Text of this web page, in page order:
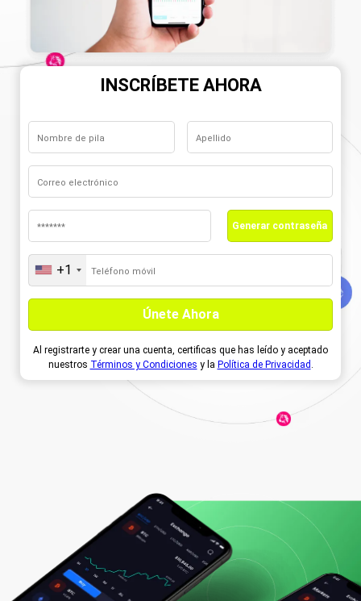
INSCRÍBETE AHORA
Generar contraseña
United
States
+1
Al registrarte y crear una cuenta, certificas que has leído y aceptado
nuestros Términos y Condiciones y la Política de Privacidad